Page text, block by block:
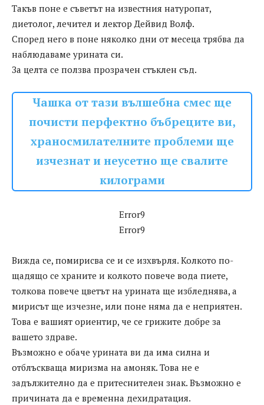
Такъв поне е съветът на известния натуропат,
диетолог, лечител и лектор Дейвид Волф.
Според него в поне няколко дни от месеца трябва да
наблюдаваме урината си.
За целта се ползва прозрачен стъклен съд.
Чашка от тази вълшебна смес ще
почисти перфектно бъбреците ви,
храносмилателните проблеми ще
изчезнат и неусетно ще свалите
килограми
Error9
Error9
Вижда се, помирисва се и се изхвърля. Колкото по-
щадящо се храните и колкото повече вода пиете,
толкова повече цветът на урината ще избледнява, а
мирисът ще изчезне, или поне няма да е неприятен.
Това е вашият ориентир, че се грижите добре за
вашето здраве.
Възможно е обаче урината ви да има силна и
отблъскваща миризма на амоняк. Това не е
задължително да е притеснителен знак. Възможно е
причината да е временна дехидратация.